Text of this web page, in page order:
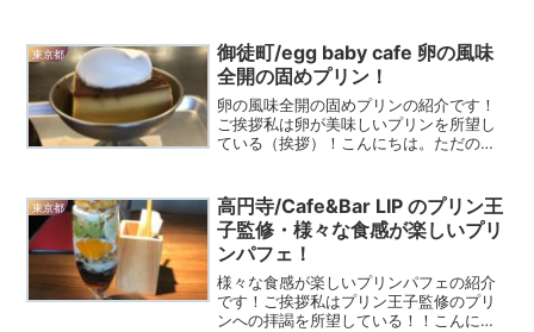
東京都
御徒町/egg baby cafe 卵の風味
全開の固めプリン！
卵の風味全開の固めプリンの紹介です！
ご挨拶私は卵が美味しいプリンを所望し
ている（挨拶）！こんにちは。ただのプ
プを広げて再調査。別の場所にある卵に
こだわったお店に行くこと...
東京都
高円寺/Cafe&Bar LIP のプリン王
子監修・様々な食感が楽しいプリ
ンパフェ！
様々な食感が楽しいプリンパフェの紹介
です！ご挨拶私はプリン王子監修のプリ
ンへの拝謁を所望している！！こんにち